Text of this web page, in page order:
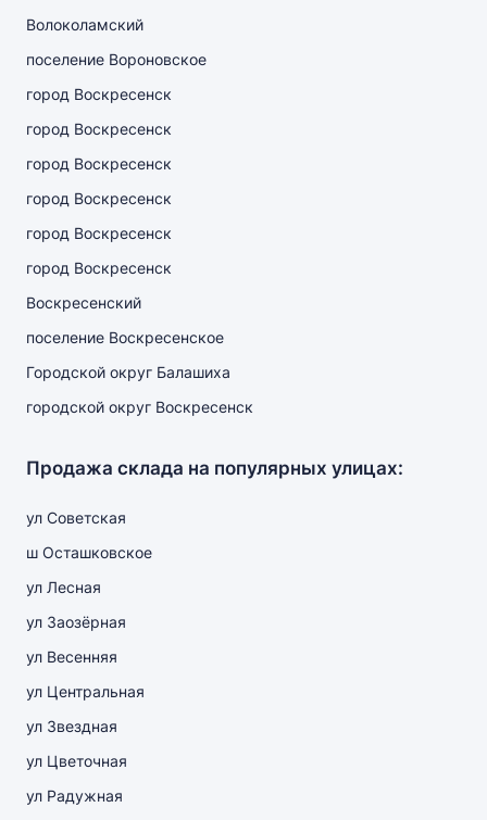
Волоколамский
поселение Вороновское
город Воскресенск
город Воскресенск
город Воскресенск
город Воскресенск
город Воскресенск
город Воскресенск
Воскресенский
поселение Воскресенское
Городской округ Балашиха
городской округ Воскресенск
Продажа склада на популярных улицах:
ул Советская
ш Осташковское
ул Лесная
ул Заозёрная
ул Весенняя
ул Центральная
ул Звездная
ул Цветочная
ул Радужная